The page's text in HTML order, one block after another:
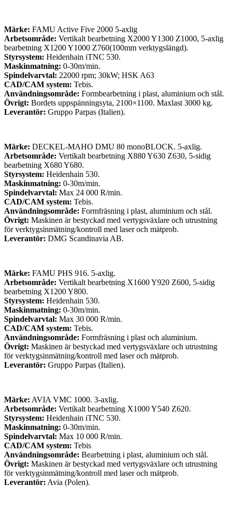
Märke: FAMU Active Five 2000 5-axlig
Arbetsområde: Vertikalt bearbetning X2000 Y1300 Z1000, 5-axlig
bearbetning X1200 Y1000 Z760(100mm verktygslängd).
Styrsystem: Heidenhain iTNC 530.
Maskinmatning: 0-30m/min.
Spindelvarvtal: 22000 rpm; 30kW; HSK A63
CAD/CAM system: Tebis.
Användningsområde: Formbearbetning i plast, aluminium och stål.
Övrigt: Bordets uppspänningsyta, 2100×1100. Maxlast 3000 kg.
Leverantör: Gruppo Parpas (Italien).
Märke: DECKEL-MAHO DMU 80 monoBLOCK. 5-axlig.
Arbetsområde: Vertikalt bearbetning X880 Y630 Z630, 5-sidig
bearbetning X680 Y680.
Styrsystem: Heidenhain 530.
Maskinmatning: 0-30m/min.
Spindelvarvtal: Max 24 000 R/min.
CAD/CAM system: Tebis.
Användningsområde: Formfräsning i plast, aluminium och stål.
Övrigt: Maskinen är bestyckad med vertygsväxlare och utrustning
för verktygsinmätning/kontroll med laser och mätprob.
Leverantör: DMG Scandinavia AB.
Märke: FAMU PHS 916. 5-axlig.
Arbetsområde: Vertikalt bearbetning X1600 Y920 Z600, 5-sidig
bearbetning X1200 Y800.
Styrsystem: Heidenhain 530.
Maskinmatning: 0-30m/min.
Spindelvarvtal: Max 30 000 R/min.
CAD/CAM system: Tebis.
Användningsområde: Formfräsning i plast och aluminium.
Övrigt: Maskinen är bestyckad med vertygsväxlare och utrustning
för verktygsinmätning/kontroll med laser och mätprob.
Leverantör: Gruppo Parpas (Italien).
Märke: AVIA VMC 1000. 3-axlig.
Arbetsområde: Vertikalt bearbetning X1000 Y540 Z620.
Styrsystem: Heidenhain iTNC 530.
Maskinmatning: 0-30m/min.
Spindelvarvtal: Max 10 000 R/min.
CAD/CAM system: Tebis
Användningsområde: Bearbetning i plast, aluminium och stål.
Övrigt: Maskinen är bestyckad med vertygsväxlare och utrustning
för verktygsinmätning/kontroll med laser och mätprob.
Leverantör: Avia (Polen).